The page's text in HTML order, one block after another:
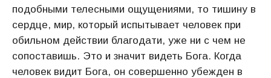
подобными телесными ощущениями, то тишину в
сердце, мир, который испытывает человек при
обильном действии благодати, уже ни с чем не
сопоставишь. Это и значит видеть Бога. Когда
человек видит Бога, он совершенно убежден в